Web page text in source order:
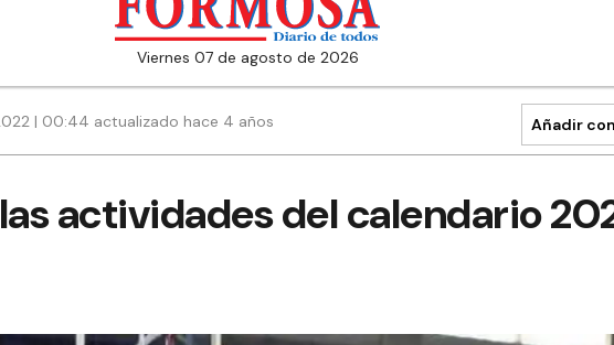
viernes 07 de agosto de 2026
| 00:44 actualizado hace 4 años Añadir
actividades del calendario